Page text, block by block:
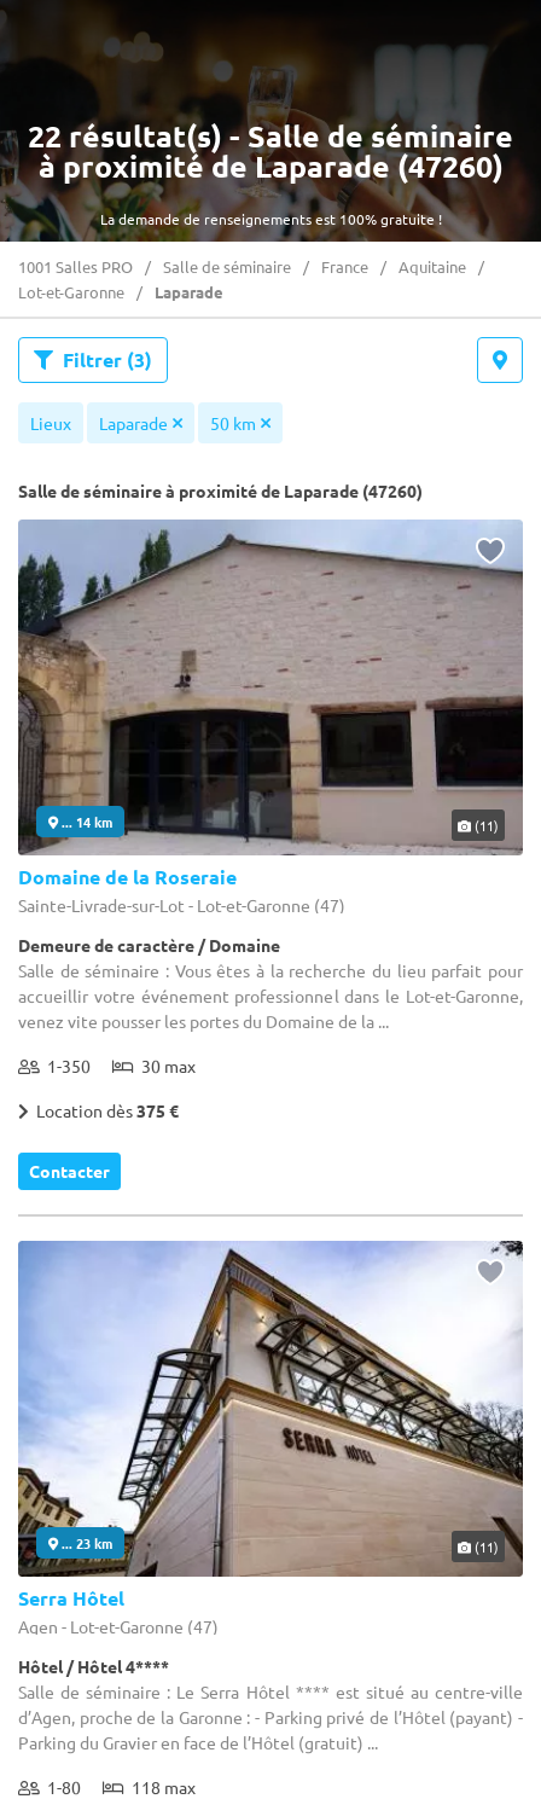
La demande de renseignements est 100% gratuite !
22 résultat(s) - Salle de séminaire
à proximité de Laparade (47260)
1001 Salles PRO Salle de séminaire France
Aquitaine
Lot-et-Garonne
Laparade
Filtrer (3)
Lieux Laparade 50 km
Salle de séminaire à proximité de Laparade (47260)
... 14 km (11)
Domaine de la Roseraie
Sainte-Livrade-sur-Lot - Lot-et-Garonne (47)
Demeure de caractère / Domaine
Salle de séminaire : Vous êtes à la recherche du lieu parfait pour
accueillir votre événement professionnel dans le Lot-et-Garonne,
venez vite pousser les portes du Domaine de la ...
1-350 30 max
Location dès375 €
Contacter
... 23 km (11)
Serra Hôtel
Agen - Lot-et-Garonne (47)
Hôtel / Hôtel 4****
Salle de séminaire : Le Serra Hôtel **** est situé au centre-ville
d’Agen, proche de la Garonne : - Parking privé de l’Hôtel (payant) -
Parking du Gravier en face de l’Hôtel (gratuit) ...
1-80 118 max